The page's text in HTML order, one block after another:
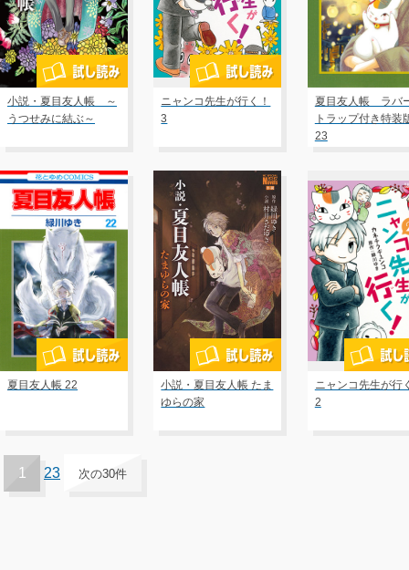
小説・夏目友人帳 ～
うつせみに結ぶ～
ニャンコ先生が行く！
3
夏目友人帳 ラバ
トラップ付き特装
23
夏目友人帳 22
小説・夏目友人帳 たま
ゆらの家
ニャンコ先生が行
2
1 23 次の30件